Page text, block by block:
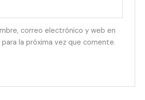
correo electrónico y web en
la próxima vez que comente.